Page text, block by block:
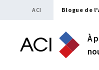
Skip to content
ACI Blogue de
À